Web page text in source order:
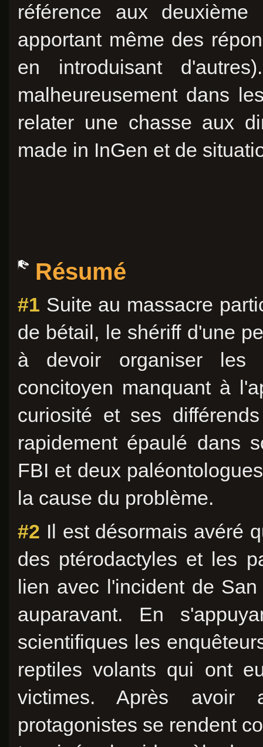
référence aux
apportant même des
en introduisant
malheureusement dans
relater une chasse aux
made in InGen et de
Résumé
#1 Suite au massacre
de bétail, le shériff d'une
à devoir organiser les
concitoyen manquant à
curiosité et ses
rapidement épaulé dans
FBI et deux
la cause du problème.
#2 Il est désormais avéré
des ptérodactyles et les
lien avec l'incident de
auparavant. En
scientifiques les
reptiles volants qui ont
victimes. Après avoir
protagonistes se rendent